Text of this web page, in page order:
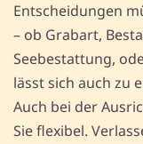
Entscheidungen
– ob Grabart,
Seebestattung,
lässt sich auch zu
Auch bei der
Sie flexibel.